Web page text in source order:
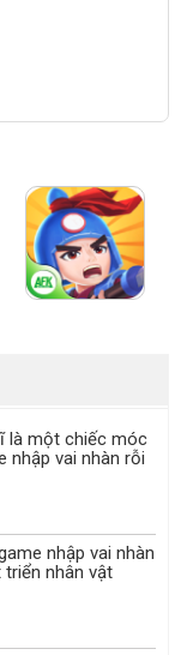
là một chiếc móc
nhập vai nhàn rỗi
nhập vai nhàn
nhân vật